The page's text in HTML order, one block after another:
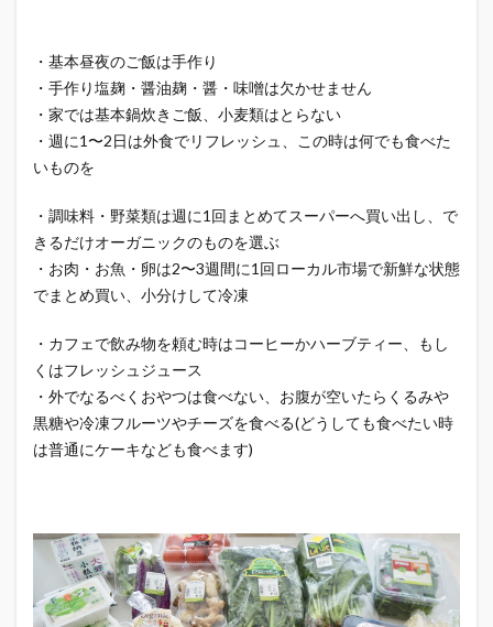
・基本昼夜のご飯は手作り
・手作り塩麹・醤油麹・醤・味噌は欠かせません
・家では基本鍋炊きご飯、小麦類はとらない
・週に1〜2日は外食でリフレッシュ、この時は何でも食べた
いものを
・調味料・野菜類は週に1回まとめてスーパーへ買い出し、で
きるだけオーガニックのものを選ぶ
・お肉・お魚・卵は2〜3週間に1回ローカル市場で新鮮な状態
でまとめ買い、小分けして冷凍
・カフェで飲み物を頼む時はコーヒーかハーブティー、もし
くはフレッシュジュース
・外でなるべくおやつは食べない、お腹が空いたらくるみや
黒糖や冷凍フルーツやチーズを食べる(どうしても食べたい時
は普通にケーキなども食べます)